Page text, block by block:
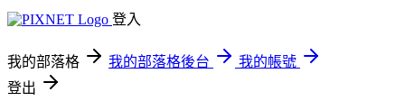
登入
我的部落格 我的部落格後台
我的帳號
登出